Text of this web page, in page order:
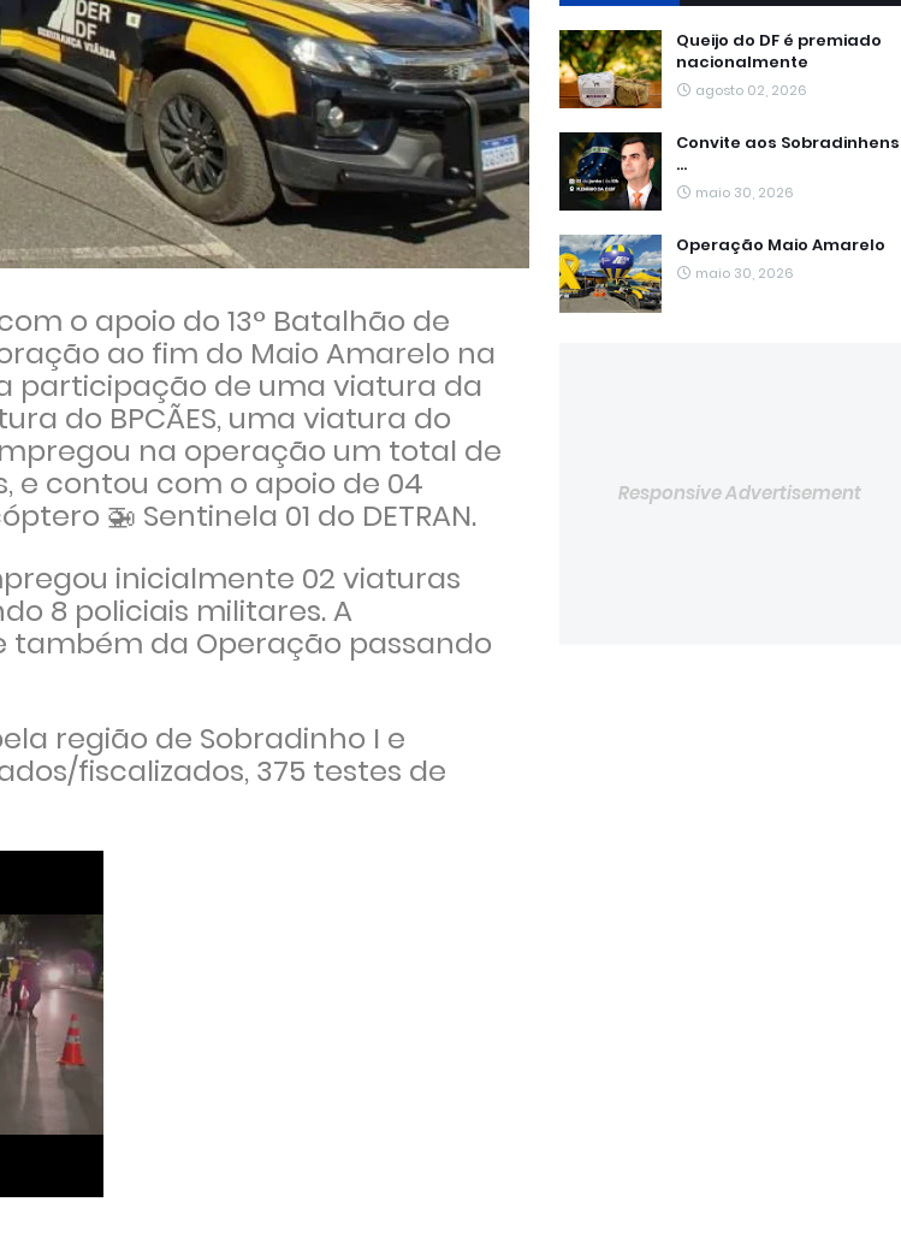
o apoio do 13° Batalhão de
ao fim do Maio Amarelo na
participação de uma viatura da
do BPCÃES, uma viatura do
empregou na operação um total de
e contou com o apoio de 04
🚁 Sentinela 01 do DETRAN.
inicialmente 02 viaturas
8 policiais militares. A
da Operação passando
região de Sobradinho I e
fiscalizados, 375 testes de
Queijo do DF é premiado
nacionalmente
agosto 02, 2026
Convite aos
...
maio 30, 2026
Operação Maio Amarelo
maio 30, 2026
Responsive Advertisement